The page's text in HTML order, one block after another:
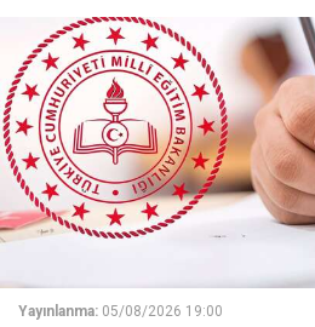
Yayınlanma: 05/08/2026 19:00